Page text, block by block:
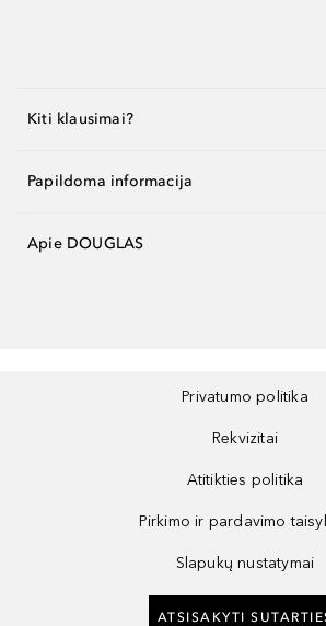
Kiti klausimai?
Papildoma informacija
Apie DOUGLAS
Privatumo politika
Rekvizitai
Atitikties politika
Pirkimo ir pardavimo
Slapukų nustatymai
ATSISAKYTI